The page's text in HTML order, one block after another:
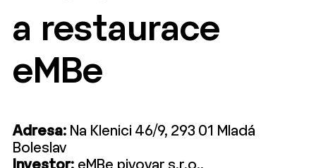
a restaurace
eMBe
Adresa: Na Klenici 46/9, 293 01 Mladá
Boleslav